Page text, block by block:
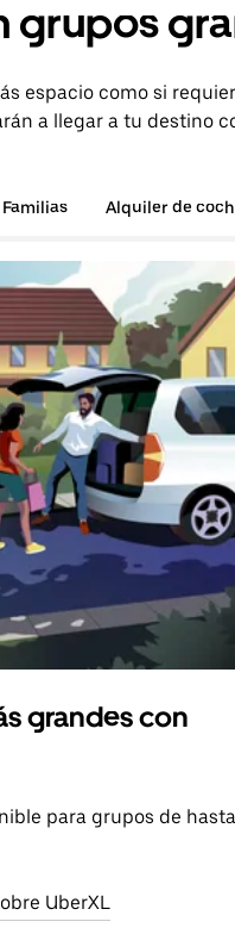
grupos
espacio como si
a llegar a tu destino
Familias Alquiler de
grandes con
para grupos de hasta
UberXL